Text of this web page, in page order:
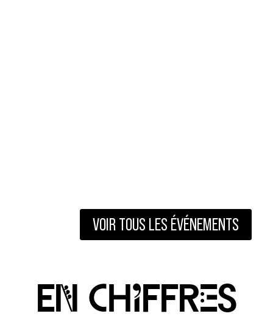
VOIR TOUS LES ÉVÉNEMENTS
eN chIffrEs